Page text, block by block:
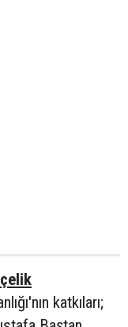
katkıları;